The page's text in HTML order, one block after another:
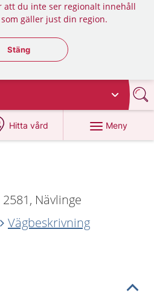
att du inte ser regionalt innehåll
gäller just din region.
Stäng regionsväljaren
Stäng
Hitta vård
på 1177.se
Meny
Nävlinge
Vägbeskrivning